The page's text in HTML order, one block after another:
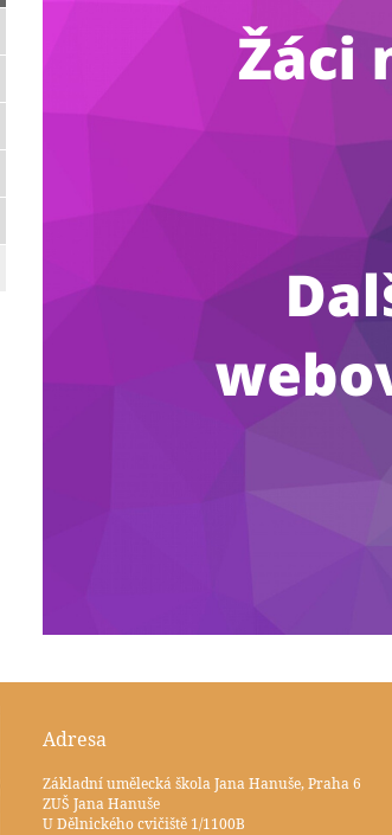
Adresa
Základní umělecká škola Jana Hanuše, Praha 6
ZUŠ Jana Hanuše
U Dělnického cvičiště 1/1100B